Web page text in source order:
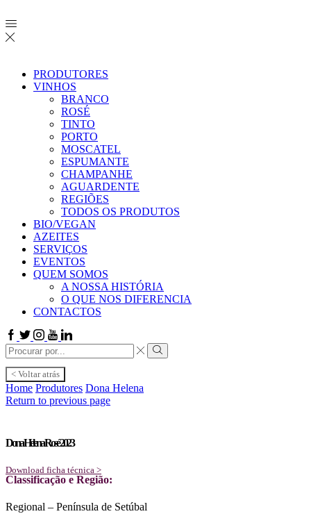
PRODUTORES
VINHOS
BRANCO
ROSÉ
TINTO
PORTO
MOSCATEL
ESPUMANTE
CHAMPANHE
AGUARDENTE
REGIÕES
TODOS OS PRODUTOS
BIO/VEGAN
AZEITES
SERVIÇOS
EVENTOS
QUEM SOMOS
A NOSSA HISTÓRIA
O QUE NOS DIFERENCIA
CONTACTOS
Facebook
TwitterInstagram
Youtube
Linkedin
Search
input
Search
< Voltar atrás
Home Produtores Dona Helena
Return to previous page
Dona Helena Rosé 2023
Download ficha técnica >
Classificação e Região:
Regional – Península de Setúbal